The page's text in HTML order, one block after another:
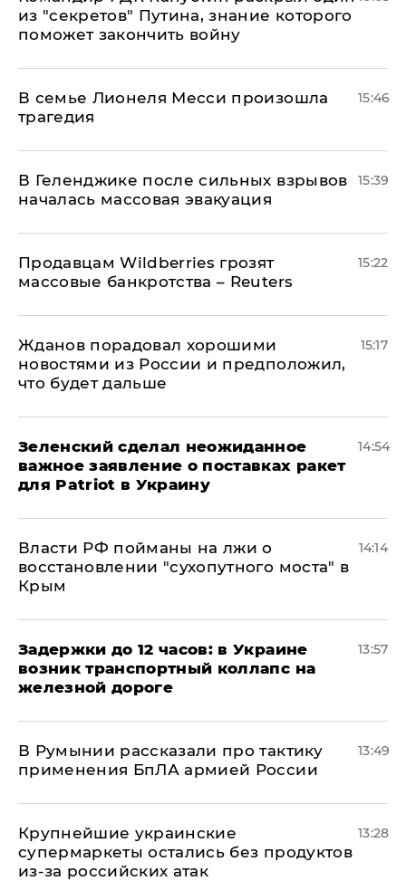
из "секретов" Путина, знание которого
поможет закончить войну
В семье Лионеля Месси произошла
трагедия
15:46
В Геленджике после сильных взрывов
началась массовая эвакуация
15:39
Продавцам Wildberries грозят
массовые банкротства – Reuters
15:22
Жданов порадовал хорошими
новостями из России и предположил,
что будет дальше
15:17
Зеленский сделал неожиданное
важное заявление о поставках ракет
для Patriot в Украину
14:54
Власти РФ пойманы на лжи о
восстановлении "сухопутного моста" в
Крым
14:14
Задержки до 12 часов: в Украине
возник транспортный коллапс на
железной дороге
13:57
В Румынии рассказали про тактику
применения БпЛА армией России
13:49
Крупнейшие украинские
супермаркеты остались без продуктов
из-за российских атак
13:28